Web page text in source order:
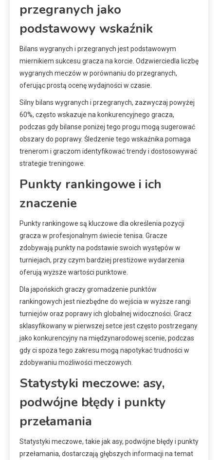
przegranych jako
podstawowy wskaźnik
Bilans wygranych i przegranych jest podstawowym
miernikiem sukcesu gracza na korcie. Odzwierciedla liczbę
wygranych meczów w porównaniu do przegranych,
oferując prostą ocenę wydajności w czasie.
Silny bilans wygranych i przegranych, zazwyczaj powyżej
60%, często wskazuje na konkurencyjnego gracza,
podczas gdy bilanse poniżej tego progu mogą sugerować
obszary do poprawy. Śledzenie tego wskaźnika pomaga
trenerom i graczom identyfikować trendy i dostosowywać
strategie treningowe.
Punkty rankingowe i ich
znaczenie
Punkty rankingowe są kluczowe dla określenia pozycji
gracza w profesjonalnym świecie tenisa. Gracze
zdobywają punkty na podstawie swoich występów w
turniejach, przy czym bardziej prestiżowe wydarzenia
oferują wyższe wartości punktowe.
Dla japońskich graczy gromadzenie punktów
rankingowych jest niezbędne do wejścia w wyższe rangi
turniejów oraz poprawy ich globalnej widoczności. Gracz
sklasyfikowany w pierwszej setce jest często postrzegany
jako konkurencyjny na międzynarodowej scenie, podczas
gdy ci spoza tego zakresu mogą napotykać trudności w
zdobywaniu możliwości meczowych.
Statystyki meczowe: asy,
podwójne błędy i punkty
przełamania
Statystyki meczowe, takie jak asy, podwójne błędy i punkty
przełamania, dostarczają głębszych informacji na temat